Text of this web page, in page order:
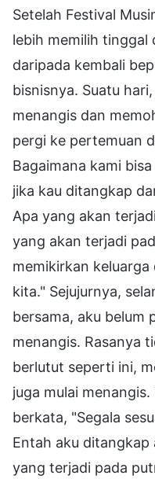
Setelah Festival
lebih memilih tinggal
daripada kembali
bisnisnya. Suatu
menangis dan
pergi ke pertemuan
Bagaimana kami
jika kau ditangkap
Apa yang akan
yang akan terjadi
memikirkan
kita." Sejujurnya,
bersama, aku belum
menangis. Rasanya
berlutut seperti ini,
juga mulai
berkata, "Segala
Entah aku ditangkap
yang terjadi pada